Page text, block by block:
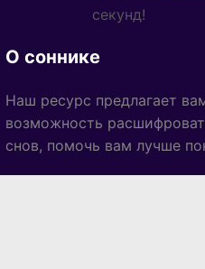
секунд!
О соннике
Наш ресурс предлагает
возможность
снов, помочь вам лучше